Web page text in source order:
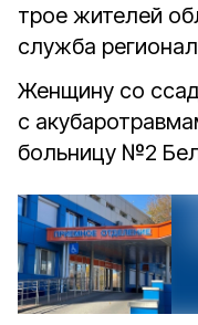
трое жителей
служба
Женщину со
с
больницу №2